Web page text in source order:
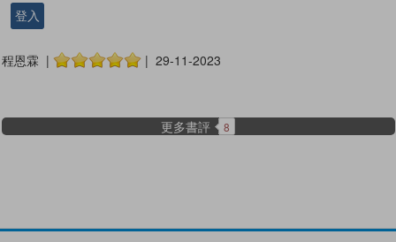
登入
程恩霖 | | 29-11-2023
更多書評 8